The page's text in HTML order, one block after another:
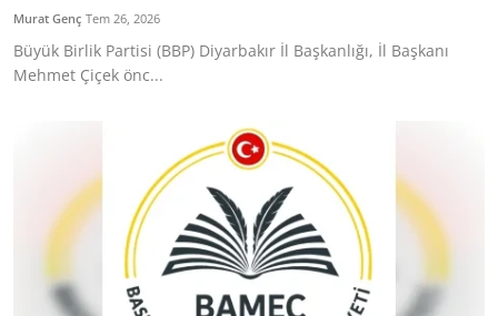
Murat Genç Tem 26, 2026
Büyük Birlik Partisi (BBP) Diyarbakır İl Başkanlığı, İl Başkanı
Mehmet Çiçek önc...